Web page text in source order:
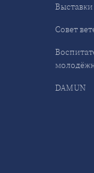
Выставки
Совет
DAMUN